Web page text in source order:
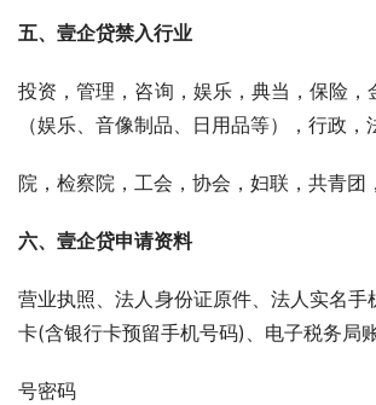
五、壹企贷禁入行业
投资，管理，咨询，娱乐，典当，保险，
（娱乐、音像制品、日用品等），行政，
院，检察院，工会，协会，妇联，共青团
六、壹企贷申请资料
营业执照、法人身份证原件、法人实名手
卡(含银行卡预留手机号码)、电子税务局
号密码